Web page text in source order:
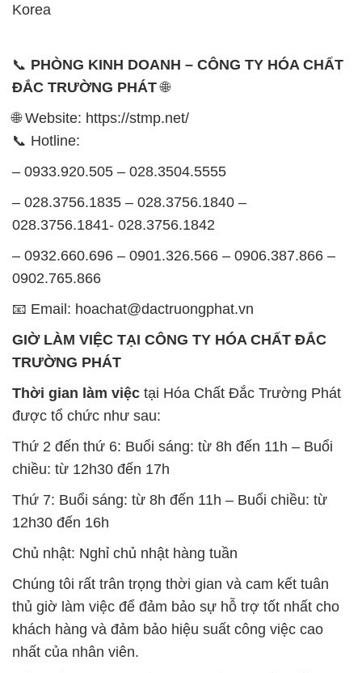
Korea
📞 PHÒNG KINH DOANH – CÔNG TY HÓA CHẤT
ĐẮC TRƯỜNG PHÁT🌐
🌐 Website: https://stmp.net/
📞 Hotline:
– 0933.920.505 – 028.3504.5555
– 028.3756.1835 – 028.3756.1840 –
028.3756.1841- 028.3756.1842
– 0932.660.696 – 0901.326.566 – 0906.387.866 –
0902.765.866
📧 Email: hoachat@dactruongphat.vn
GIỜ LÀM VIỆC TẠI CÔNG TY HÓA CHẤT ĐẮC
TRƯỜNG PHÁT
Thời gian làm việc tại Hóa Chất Đắc Trường Phát
được tổ chức như sau:
Thứ 2 đến thứ 6: Buổi sáng: từ 8h đến 11h – Buổi
chiều: từ 12h30 đến 17h
Thứ 7: Buổi sáng: từ 8h đến 11h – Buổi chiều: từ
12h30 đến 16h
Chủ nhật: Nghỉ chủ nhật hàng tuần
Chúng tôi rất trân trọng thời gian và cam kết tuân
thủ giờ làm việc để đảm bảo sự hỗ trợ tốt nhất cho
khách hàng và đảm bảo hiệu suất công việc cao
nhất của nhân viên.